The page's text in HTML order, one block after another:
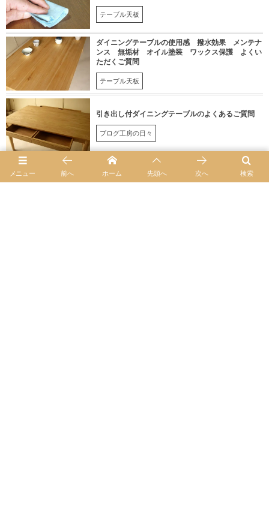
テーブル天板
ダイニングテーブルの使用感 撥水効果 メンテナ
ンス 無垢材 オイル塗装 ワックス保護 よくい
ただくご質問
テーブル天板
引き出し付ダイニングテーブルのよくあるご質問
ブログ工房の日々
メニュー 検索
前へ ホーム 先頭へ 次へ